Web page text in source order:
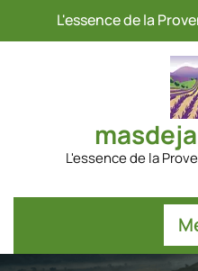
L'essence de la
L'essence de la